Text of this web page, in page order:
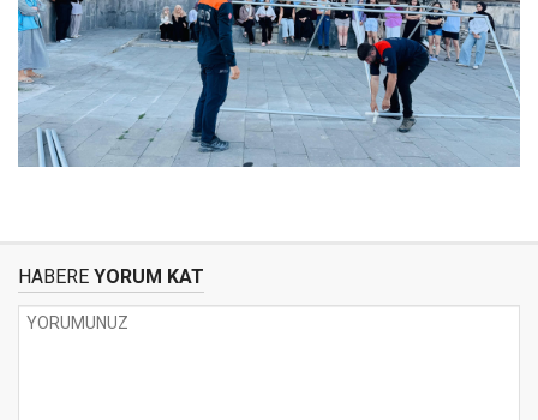
HABERE YORUM KAT